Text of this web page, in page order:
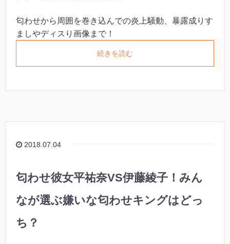
匂わせから周囲を巻き込んでの炎上騒動、暴露成りす
ましやディスり画像まで！
続きを読む
2018.07.04
匂わせ彼女平祐奈VS伊藤綾子！みん
なが選ぶ嫌いな匂わせキングはどっ
ち？